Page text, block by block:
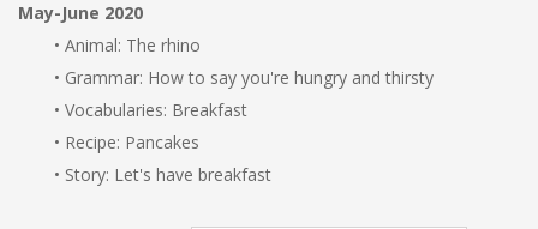
May-June 2020
• Animal: The rhino
• Grammar: How to say you're hungry and thirsty
• Vocabularies: Breakfast
• Recipe: Pancakes
• Story: Let's have breakfast